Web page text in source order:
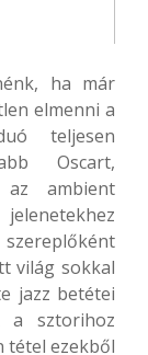
ha már
elmenni a
teljesen
Oscart,
ambient
világ sokkal
jazz betétei
a sztorihoz
tétel ezekből